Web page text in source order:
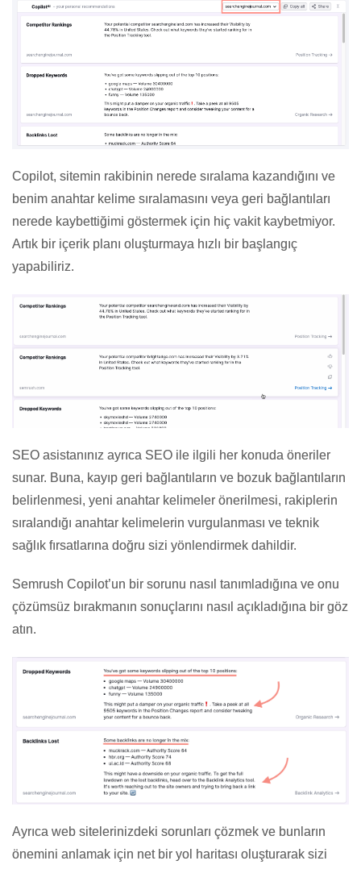
Copilot, sitemin rakibinin nerede sıralama kazandığını ve
benim anahtar kelime sıralamasını veya geri bağlantıları
nerede kaybettiğimi göstermek için hiç vakit kaybetmiyor.
Artık bir içerik planı oluşturmaya hızlı bir başlangıç ​​
yapabiliriz.
SEO asistanınız ayrıca SEO ile ilgili her konuda öneriler
sunar. Buna, kayıp geri bağlantıların ve bozuk bağlantıların
belirlenmesi, yeni anahtar kelimeler önerilmesi, rakiplerin
sıralandığı anahtar kelimelerin vurgulanması ve teknik
sağlık fırsatlarına doğru sizi yönlendirmek dahildir.
Semrush Copilot’un bir sorunu nasıl tanımladığına ve onu
çözümsüz bırakmanın sonuçlarını nasıl açıkladığına bir göz
atın.
Ayrıca web sitelerinizdeki sorunları çözmek ve bunların
önemini anlamak için net bir yol haritası oluşturarak sizi